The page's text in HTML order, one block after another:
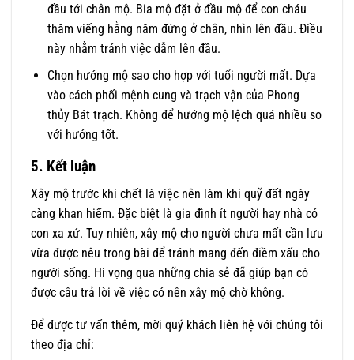
đầu tới chân mộ. Bia mộ đặt ở đầu mộ để con cháu
thăm viếng hằng năm đứng ở chân, nhìn lên đầu. Điều
này nhằm tránh việc dẫm lên đầu.
Chọn hướng mộ sao cho hợp với tuổi người mất. Dựa
vào cách phối mệnh cung và trạch vận của Phong
thủy Bát trạch. Không để hướng mộ lệch quá nhiều so
với hướng tốt.
5. Kết luận
Xây mộ trước khi chết là việc nên làm khi quỹ đất ngày
càng khan hiếm. Đặc biệt là gia đình ít người hay nhà có
con xa xứ. Tuy nhiên, xây mộ cho người chưa mất cần lưu
vừa được nêu trong bài để tránh mang đến điềm xấu cho
người sống. Hi vọng qua những chia sẻ đã giúp bạn có
được câu trả lời về việc có nên xây mộ chờ không.
Để được tư vấn thêm, mời quý khách liên hệ với chúng tôi
theo địa chỉ: